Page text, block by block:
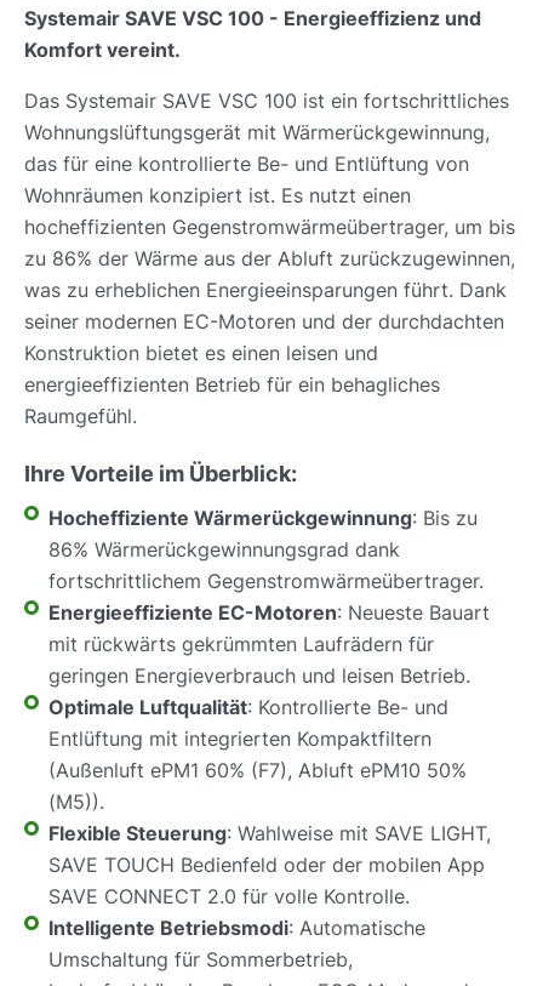
Systemair SAVE VSC 100 - Energieeffizienz und
Komfort vereint.
Das Systemair SAVE VSC 100 ist ein fortschrittliches
Wohnungslüftungsgerät mit Wärmerückgewinnung,
das für eine kontrollierte Be- und Entlüftung von
Wohnräumen konzipiert ist. Es nutzt einen
hocheffizienten Gegenstromwärmeübertrager, um bis
zu 86% der Wärme aus der Abluft zurückzugewinnen,
was zu erheblichen Energieeinsparungen führt. Dank
seiner modernen EC-Motoren und der durchdachten
Konstruktion bietet es einen leisen und
energieeffizienten Betrieb für ein behagliches
Raumgefühl.
Ihre Vorteile im Überblick:
Hocheffiziente Wärmerückgewinnung: Bis zu
86% Wärmerückgewinnungsgrad dank
fortschrittlichem Gegenstromwärmeübertrager.
Energieeffiziente EC-Motoren: Neueste Bauart
mit rückwärts gekrümmten Laufrädern für
geringen Energieverbrauch und leisen Betrieb.
Optimale Luftqualität: Kontrollierte Be- und
Entlüftung mit integrierten Kompaktfiltern
(Außenluft ePM1 60% (F7), Abluft ePM10 50%
(M5)).
Flexible Steuerung: Wahlweise mit SAVE LIGHT,
SAVE TOUCH Bedienfeld oder der mobilen App
SAVE CONNECT 2.0 für volle Kontrolle.
Intelligente Betriebsmodi: Automatische
Umschaltung für Sommerbetrieb,